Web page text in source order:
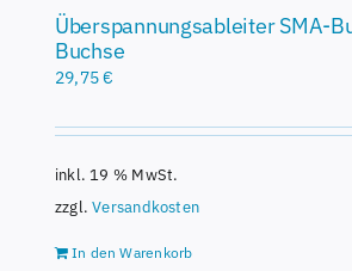
Überspannungsableiter SMA-
Buchse
29,75€
inkl. 19 % MwSt.
zzgl.Versandkosten
In den Warenkorb